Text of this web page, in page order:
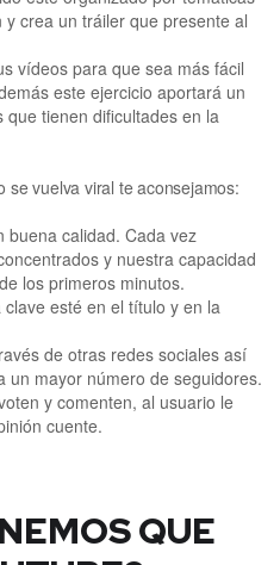
crea un tráiler que presente al
vídeos para que sea más fácil
este ejercicio aportará un
tienen dificultades en la
se vuelva viral te aconsejamos:
buena calidad. Cada vez
y nuestra capacidad
los primeros minutos.
esté en el título y en la
de otras redes sociales así
un mayor número de seguidores.
y comenten, al usuario le
cuente.
QUE